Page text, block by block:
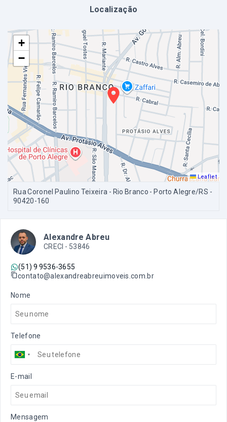
Localização
+
−
Leaflet
Rua Coronel Paulino Teixeira - Rio Branco - Porto Alegre/RS -
90420-160
Alexandre Abreu
CRECI - 53846
(51) 9 9536-3655
contato@alexandreabreuimoveis.com.br
Nome
Telefone
E-mail
Mensagem